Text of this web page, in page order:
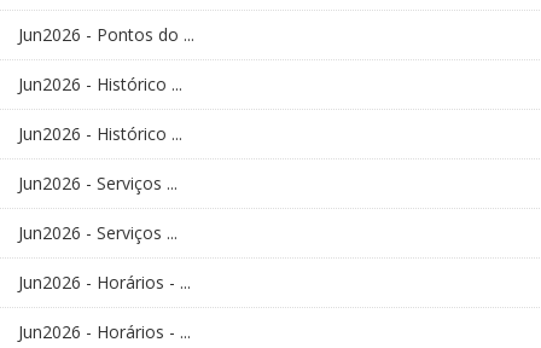
Jun2026 - Pontos do ...
Jun2026 - Histórico ...
Jun2026 - Histórico ...
Jun2026 - Serviços ...
Jun2026 - Serviços ...
Jun2026 - Horários - ...
Jun2026 - Horários - ...